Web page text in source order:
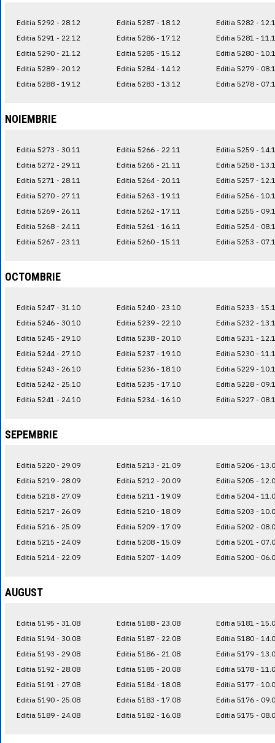
1 MXN= 0.2227
1 NOK= 0.4191
1 RSD= 0.0425
1 RUB= 0.0530
Editia 5292 - 28.12
Editia 5291 - 22.12
Editia 5290 - 21.12
Editia 5289 - 20.12
Editia 5288 - 19.12
Editia 5287 - 18.12
Editia 5286 - 17.12
Editia 5285 - 15.12
Editia 5284 - 14.12
Editia 5283 - 13.12
Editia 5282 -
Editia 5281 -
Editia 5280 -
Editia 5279 -
Editia 5278 -
NOIEMBRIE
Editia 5273 - 30.11
Editia 5272 - 29.11
Editia 5271 - 28.11
Editia 5270 - 27.11
Editia 5269 - 26.11
Editia 5268 - 24.11
Editia 5267 - 23.11
Editia 5266 - 22.11
Editia 5265 - 21.11
Editia 5264 - 20.11
Editia 5263 - 19.11
Editia 5262 - 17.11
Editia 5261 - 16.11
Editia 5260 - 15.11
Editia 5259 -
Editia 5258 -
Editia 5257 -
Editia 5256 -
Editia 5255 -
Editia 5254 -
Editia 5253 -
OCTOMBRIE
Editia 5247 - 31.10
Editia 5246 - 30.10
Editia 5245 - 29.10
Editia 5244 - 27.10
Editia 5243 - 26.10
Editia 5242 - 25.10
Editia 5241 - 24.10
Editia 5240 - 23.10
Editia 5239 - 22.10
Editia 5238 - 20.10
Editia 5237 - 19.10
Editia 5236 - 18.10
Editia 5235 - 17.10
Editia 5234 - 16.10
Editia 5233 -
Editia 5232 -
Editia 5231 -
Editia 5230 -
Editia 5229 -
Editia 5228 -
Editia 5227 -
SEPEMBRIE
Editia 5220 - 29.09
Editia 5219 - 28.09
Editia 5218 - 27.09
Editia 5217 - 26.09
Editia 5216 - 25.09
Editia 5215 - 24.09
Editia 5214 - 22.09
Editia 5213 - 21.09
Editia 5212 - 20.09
Editia 5211 - 19.09
Editia 5210 - 18.09
Editia 5209 - 17.09
Editia 5208 - 15.09
Editia 5207 - 14.09
Editia 5206 -
Editia 5205 -
Editia 5204 -
Editia 5203 -
Editia 5202 -
Editia 5201 -
Editia 5200 -
AUGUST
Editia 5195 - 31.08
Editia 5194 - 30.08
Editia 5193 - 29.08
Editia 5192 - 28.08
Editia 5191 - 27.08
Editia 5190 - 25.08
Editia 5189 - 24.08
Editia 5188 - 23.08
Editia 5187 - 22.08
Editia 5186 - 21.08
Editia 5185 - 20.08
Editia 5184 - 18.08
Editia 5183 - 17.08
Editia 5182 - 16.08
Editia 5181 -
Editia 5180 -
Editia 5179 -
Editia 5178 -
Editia 5177 -
Editia 5176 -
Editia 5175 -